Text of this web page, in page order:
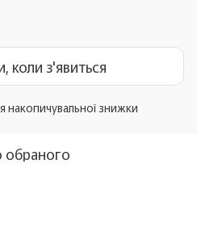
коли з'явиться
накопичувальної знижки